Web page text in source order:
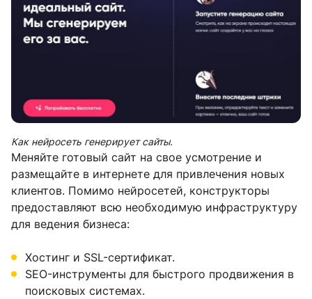
Как нейросеть генерирует сайты.
Меняйте готовый сайт на свое усмотрение и
размещайте в интернете для привлечения новых
клиентов. Помимо нейросетей, конструкторы
предоставляют всю необходимую инфраструктуру
для ведения бизнеса:
Хостинг и SSL-сертификат.
SEO-инструменты для быстрого продвижения в
поисковых системах.